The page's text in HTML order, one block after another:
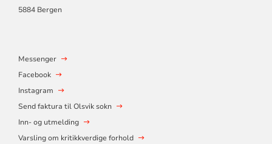
5884 Bergen
Messenger
Facebook
Instagram
Send faktura til Olsvik sokn
Inn- og utmelding
Varsling om kritikkverdige forhold